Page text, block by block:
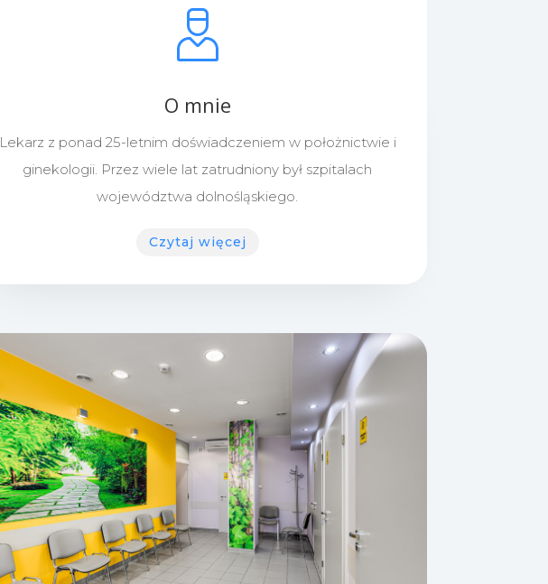
O mnie
Lekarz z ponad 25-letnim doświadczeniem w położnictwie i
ginekologii. Przez wiele lat zatrudniony był szpitalach
województwa dolnośląskiego.
Czytaj więcej